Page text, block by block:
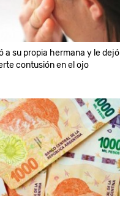
a su propia hermana y le dejó
contusión en el ojo